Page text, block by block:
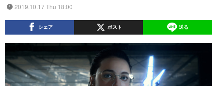
2019.10.17 Thu 18:00
シェア ポスト 送る